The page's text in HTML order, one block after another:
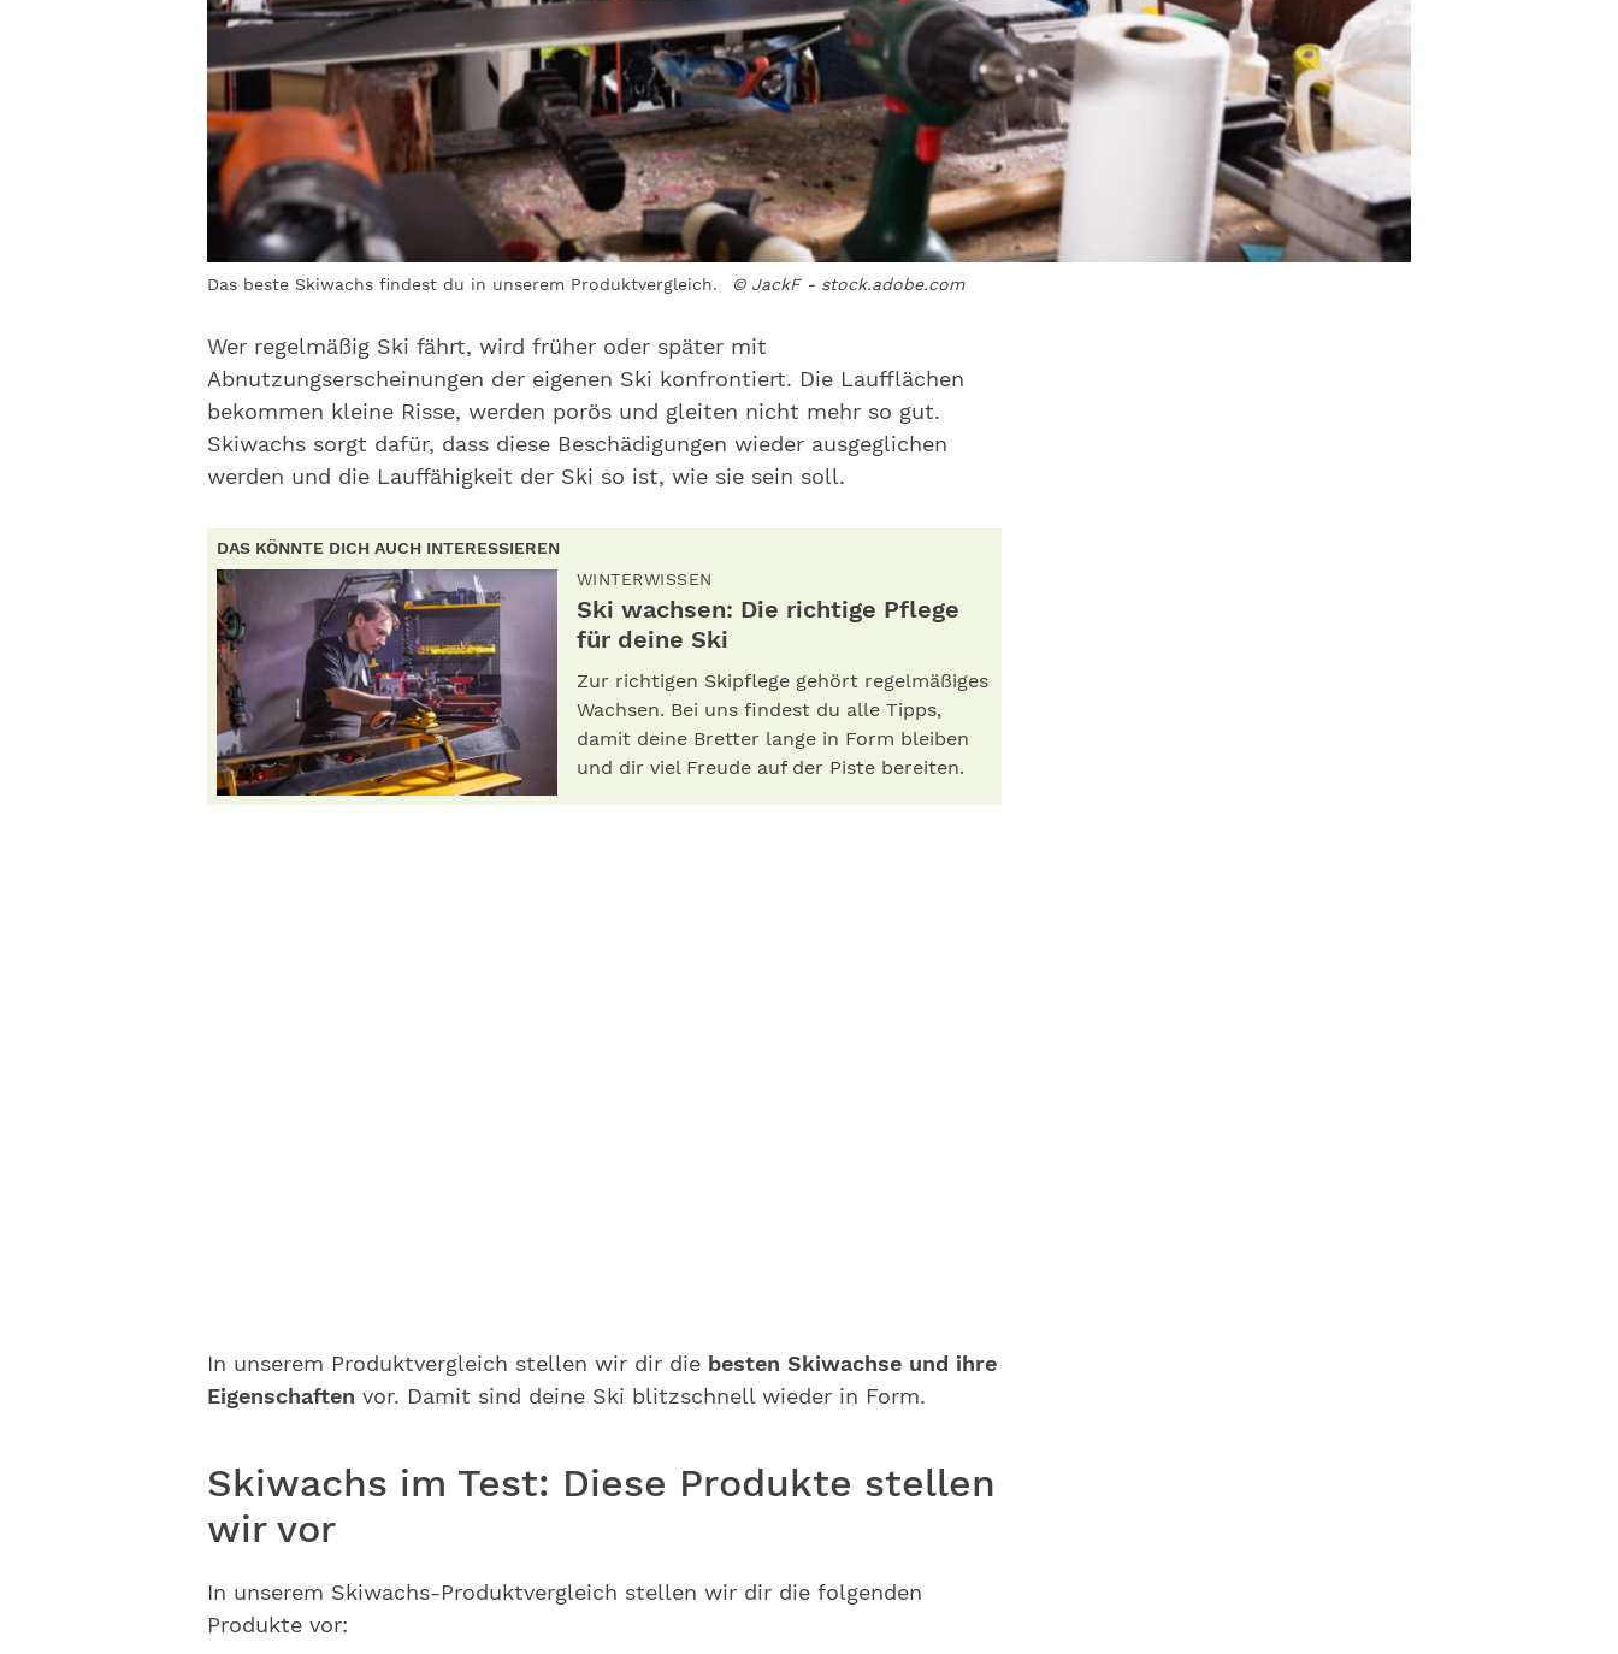
Das beste Skiwachs findest du in unserem Produktvergleich. © JackF - stock.adobe.com
Wer regelmäßig Ski fährt, wird früher oder später mit
Abnutzungserscheinungen der eigenen Ski konfrontiert. Die Laufflächen
bekommen kleine Risse, werden porös und gleiten nicht mehr so gut.
Skiwachs sorgt dafür, dass diese Beschädigungen wieder ausgeglichen
werden und die Lauffähigkeit der Ski so ist, wie sie sein soll.
DAS KÖNNTE DICH AUCH INTERESSIEREN
WINTERWISSEN
Ski wachsen: Die richtige Pflege
für deine Ski
Zur richtigen Skipflege gehört regelmäßiges
Wachsen. Bei uns findest du alle Tipps,
damit deine Bretter lange in Form bleiben
und dir viel Freude auf der Piste bereiten.
In unserem Produktvergleich stellen wir dir die besten Skiwachse und ihre
Eigenschaften vor. Damit sind deine Ski blitzschnell wieder in Form.
Skiwachs im Test: Diese Produkte stellen
wir vor
In unserem Skiwachs-Produktvergleich stellen wir dir die folgenden
Produkte vor: